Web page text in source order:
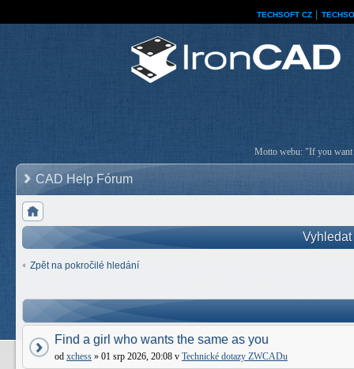
TECHSOFT CZ
Motto webu: "If you want
CAD Help Fórum
Zpět na pokročilé hledání
Find a girl who wants the same as you
od xchess » 01 srp 2026, 20:08 v Technické dotazy ZWCADu